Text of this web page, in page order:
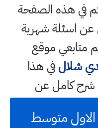
في هذه الصفحة
اسئلة شهرية
متابعي موقع
شلالفي هذا
كامل عن
متوسط